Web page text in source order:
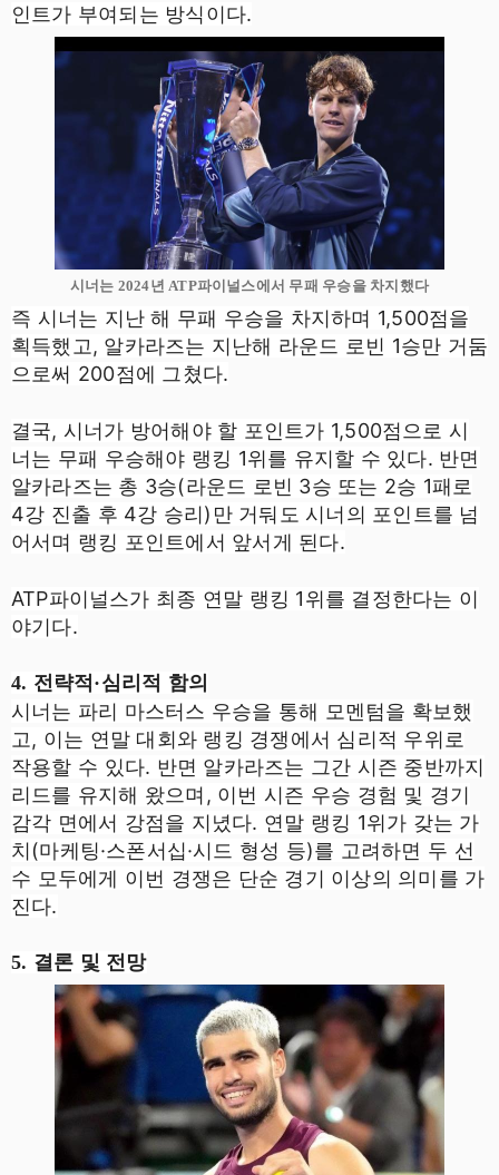
인트가 부여되는 방식이다.
시너는 2024년 ATP파이널스에서 무패 우승을 차지했다
즉 시너는 지난 해 무패 우승을 차지하며 1,500점을
획득했고, 알카라즈는 지난해 라운드 로빈 1승만 거둠
으로써 200점에 그쳤다.
결국, 시너가 방어해야 할 포인트가 1,500점으로 시
너는 무패 우승해야 랭킹 1위를 유지할 수 있다. 반면
알카라즈는 총 3승(라운드 로빈 3승 또는 2승 1패로
4강 진출 후 4강 승리)만 거둬도 시너의 포인트를 넘
어서며 랭킹 포인트에서 앞서게 된다.
ATP파이널스가 최종 연말 랭킹 1위를 결정한다는 이
야기다.
4. 전략적·심리적 함의
시너는 파리 마스터스 우승을 통해 모멘텀을 확보했
고, 이는 연말 대회와 랭킹 경쟁에서 심리적 우위로
작용할 수 있다. 반면 알카라즈는 그간 시즌 중반까지
리드를 유지해 왔으며, 이번 시즌 우승 경험 및 경기
감각 면에서 강점을 지녔다. 연말 랭킹 1위가 갖는 가
치(마케팅·스폰서십·시드 형성 등)를 고려하면 두 선
수 모두에게 이번 경쟁은 단순 경기 이상의 의미를 가
진다.
5. 결론 및 전망